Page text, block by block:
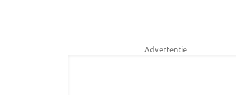
Advertentie